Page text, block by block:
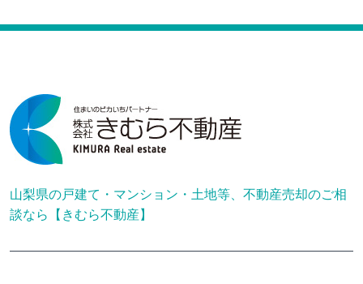
山梨県の戸建て・マンション・土地等、不動産売却のご相
談なら【きむら不動産】